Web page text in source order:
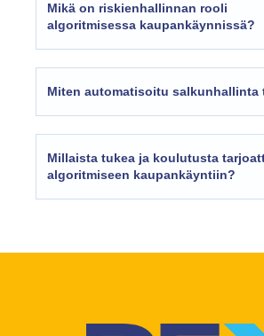
Mikä on riskienhallinnan rooli
algoritmisessa kaupankäynnissä?
Miten automatisoitu salkunhallinta
Millaista tukea ja koulutusta
algoritmiseen kaupankäyntiin?